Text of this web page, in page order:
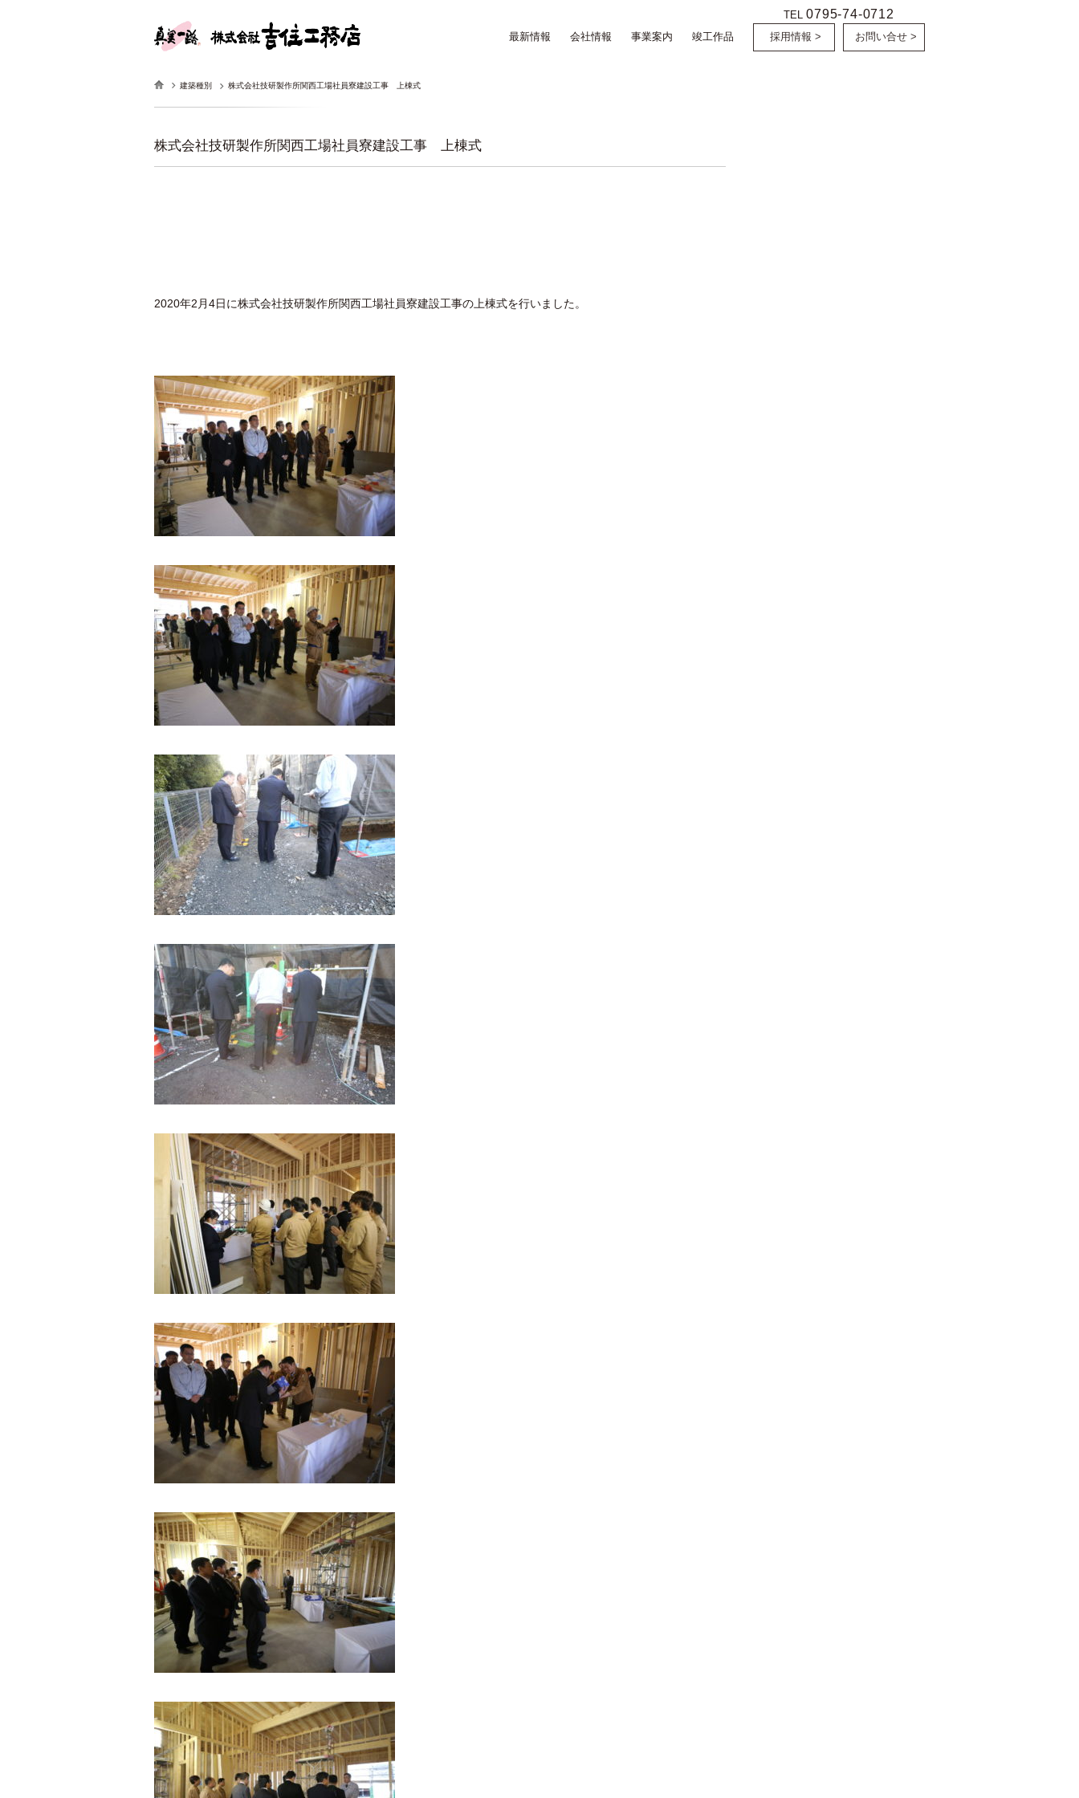
最新情報 会社情報 事業案内 竣工作品
TEL0795-74-0712
採用情報 > お問い合せ >
建築種別 株式会社技研製作所関西工場社員寮建設工事 上棟式
株式会社技研製作所関西工場社員寮建設工事 上棟式
2020年2月4日に株式会社技研製作所関西工場社員寮建設工事の上棟式を行いました。